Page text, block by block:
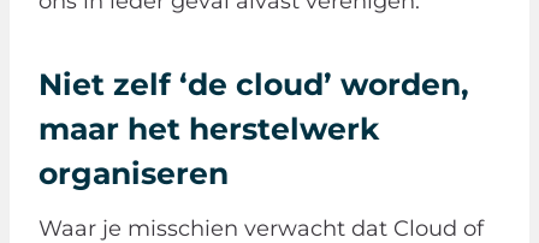
Niet zelf ‘de cloud’ worden,
maar het herstelwerk
organiseren
Waar je misschien verwacht dat Cloud of